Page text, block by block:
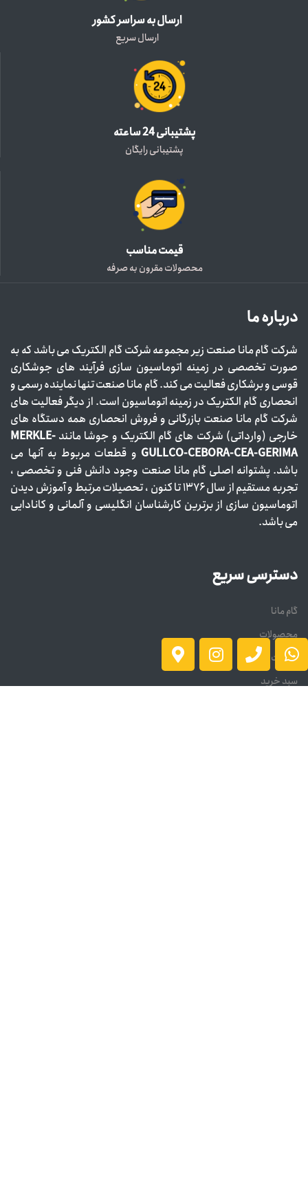
ارسال به سراسر کشور
ارسال سریع
پشتیبانی 24 ساعته
پشتیبانی رایگان
قیمت مناسب
محصولات مقرون به صرفه
درباره ما
شرکت گام مانا صنعت زیر مجموعه شرکت گام الکتریک می باشد که به
صورت تخصصی در زمینه اتوماسیون سازی فرآیند های جوشکاری
قوسی و برشکاری فعالیت می کند. گام مانا صنعت تنها نماینده رسمی و
انحصاری گام الکتریک در زمینه اتوماسیون است. از دیگر فعالیت های
شرکت گام مانا صنعت بازرگانی و فروش انحصاری همه دستگاه های
خارجی (وارداتی) شرکت های گام الکتریک و جوشا مانند MERKLE-
GULLCO-CEBORA-CEA-GERIMA و قطعات مربوط به آنها می
باشد. پشتوانه اصلی گام مانا صنعت وجود دانش فنی و تخصصی ،
تجربه مستقیم از سال ۱۳۷۶ تا کنون ، تحصیلات مرتبط و آموزش دیدن
اتوماسیون سازی از برترین کارشناسان انگلیسی و آلمانی و کانادایی
می باشد.
دسترسی سریع
گام مانا
محصولات
سوالات متداول
سبد خرید